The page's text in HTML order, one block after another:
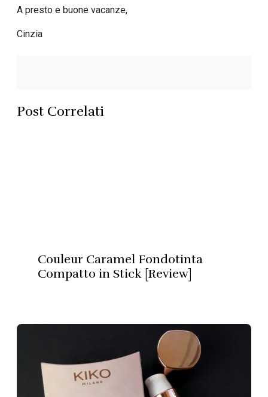
A presto e buone vacanze,
Cinzia
Post Correlati
Couleur Caramel Fondotinta
Compatto in Stick [Review]